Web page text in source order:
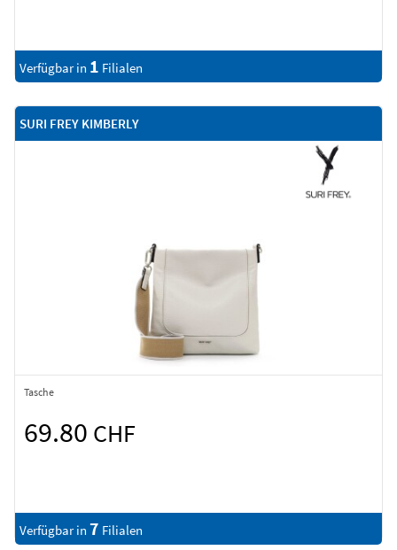
Verfügbar in 1 Filialen
SURI FREY KIMBERLY
Tasche
69.80 CHF
Verfügbar in 7 Filialen